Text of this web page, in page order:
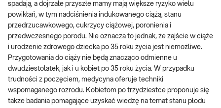
spadają, a dojrzałe przyszłe mamy mają większe ryzyko wielu
powikłań, w tym nadciśnienia indukowanego ciążą, stanu
przedrzucawkowego, cukrzycy ciążowej, poronienia i
przedwczesnego porodu. Nie oznacza to jednak, że zajście w ciąże
i urodzenie zdrowego dziecka po 35 roku życia jest niemożliwe.
Przygotowania do ciąży nie będą znacząco odmienne u
dwudziestolatek, jak i u kobiet po 35 roku życia. W przypadku
trudności z poczęciem, medycyna oferuje techniki
wspomaganego rozrodu. Kobietom po trzydziestce proponuje się
także badania pomagające uzyskać wiedzę na temat stanu płodu